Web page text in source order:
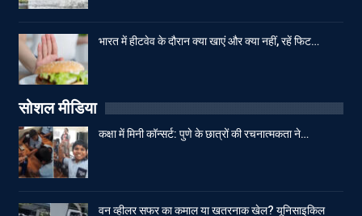
भारत में हीटवेव के दौरान क्या खाएं और क्या नहीं, रहें फिट…
सोशल मीडिया
कक्षा में मिनी कॉन्सर्ट: पुणे के छात्रों की रचनात्मकता ने…
वन व्हीलर सफर का कमाल या खतरनाक खेल? यूनिसाइकिल